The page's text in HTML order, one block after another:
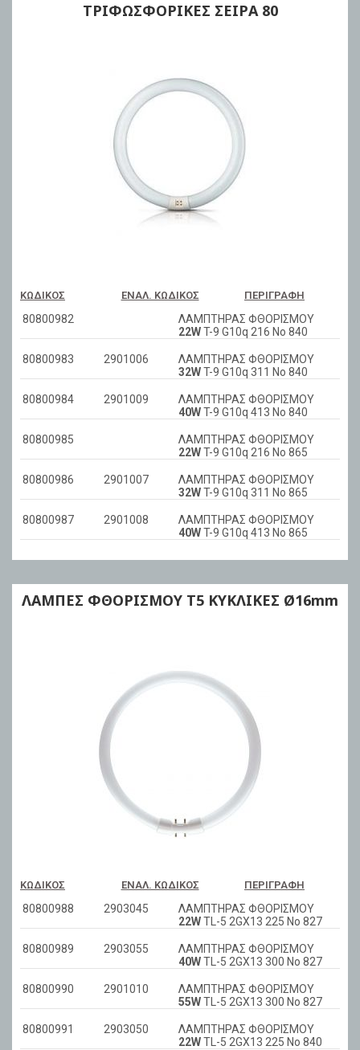
ΤΡΙΦΩΣΦΟΡΙΚΕΣ ΣΕΙΡΑ 80
ΚΩΔΙΚΌΣ ΕΝΑΛ. ΚΩΔΙΚΌΣ ΠΕΡΙΓΡΑΦΉ
80800982
ΛΑΜΠΤΗΡΑΣ ΦΘΟΡΙΣΜΟΥ
22WT-9 G10q 216 No 840
80800983 2901006
ΛΑΜΠΤΗΡΑΣ ΦΘΟΡΙΣΜΟΥ
32WT-9 G10q 311 No 840
80800984 2901009
ΛΑΜΠΤΗΡΑΣ ΦΘΟΡΙΣΜΟΥ
40WT-9 G10q 413 No 840
80800985
ΛΑΜΠΤΗΡΑΣ ΦΘΟΡΙΣΜΟΥ
22WT-9 G10q 216 No 865
80800986 2901007
ΛΑΜΠΤΗΡΑΣ ΦΘΟΡΙΣΜΟΥ
32WT-9 G10q 311 No 865
80800987 2901008
ΛΑΜΠΤΗΡΑΣ ΦΘΟΡΙΣΜΟΥ
40WT-9 G10q 413 No 865
ΛΑΜΠΕΣ ΦΘΟΡΙΣΜΟΥ Τ5 ΚΥΚΛΙΚΕΣ Ø16mm
ΚΩΔΙΚΌΣ ΕΝΑΛ. ΚΩΔΙΚΌΣ ΠΕΡΙΓΡΑΦΉ
80800988 2903045
ΛΑΜΠΤΗΡΑΣ ΦΘΟΡΙΣΜΟΥ
22WTL-5 2GX13 225 No 827
80800989 2903055
ΛΑΜΠΤΗΡΑΣ ΦΘΟΡΙΣΜΟΥ
40WTL-5 2GX13 300 No 827
80800990 2901010
ΛΑΜΠΤΗΡΑΣ ΦΘΟΡΙΣΜΟΥ
55WTL-5 2GX13 300 No 827
80800991 2903050
ΛΑΜΠΤΗΡΑΣ ΦΘΟΡΙΣΜΟΥ
22WTL-5 2GX13 225 No 840